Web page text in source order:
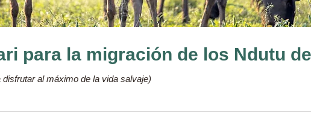
para la migración de los Ndutu
al máximo de la vida salvaje)